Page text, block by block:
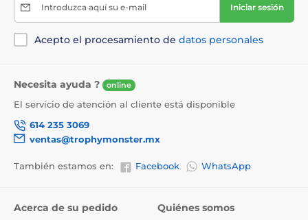
Introduzca aquí su e-mail Iniciar sesión
Acepto el procesamiento de datos personales
Necesita ayuda ? online
El servicio de atención al cliente está disponible
614 235 3069
ventas@trophymonster.mx
También estamos en: Facebook WhatsApp
Acerca de su pedido Quiénes somos